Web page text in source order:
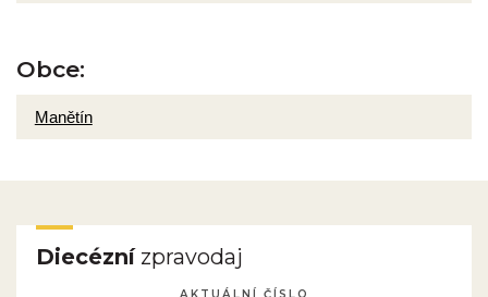
Obce:
Manětín
Diecéznízpravodaj